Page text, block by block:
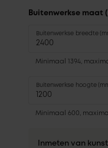
Buitenwerkse maat
Buitenwerkse breedte
Minimaal 1394,
Buitenwerkse hoogte
Minimaal 600,
Inmeten van